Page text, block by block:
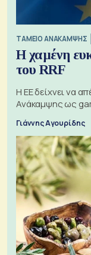
ΤΑΜΕΙΟ ΑΝΑΚΑΜΨΗΣ
Η χαμένη
του RRF
Η ΕΕ δείχνει να
Ανάκαμψης ως
Γιάννης Αγουρίδης